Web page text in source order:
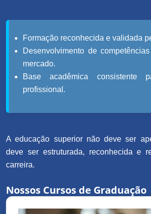
Formação reconhecida e validada
Desenvolvimento de
mercado.
Base acadêmica consistente
profissional.
A educação superior não deve ser
deve ser estruturada, reconhecida e
carreira.
Nossos Cursos de Graduação